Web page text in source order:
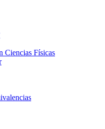
Ciencias Físicas